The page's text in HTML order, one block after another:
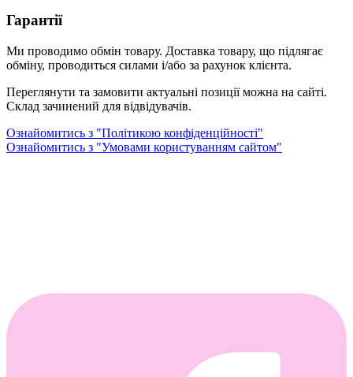
Гарантії
Ми проводимо обмін товару. Доставка товару, що підлягає
обміну, проводиться силами і/або за рахунок клієнта.
Переглянути та замовити актуальні позиції можна на сайті.
Склад зачинений для відвідувачів.
Ознайомитись з "Політикою конфіденційності"
Ознайомитись з "Умовами користуванням сайтом"